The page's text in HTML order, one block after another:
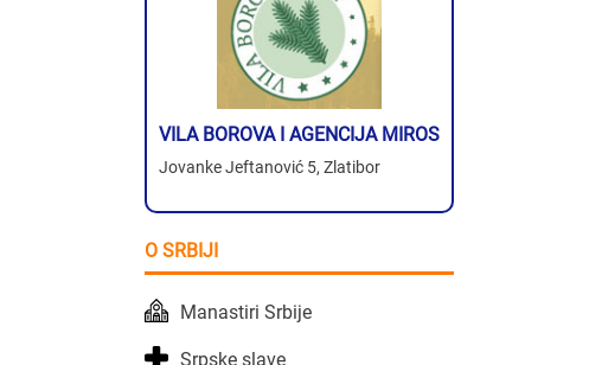
VILA BOROVA I AGENCIJA MIROS
Jovanke Jeftanović 5, Zlatibor
O SRBIJI
Manastiri Srbije
Srpske slave